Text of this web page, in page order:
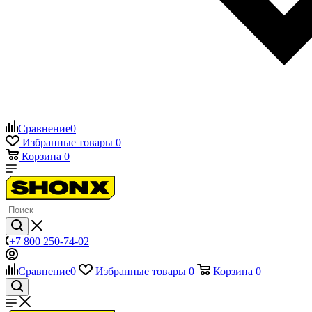
Сравнение0
Избранные товары 0
Корзина 0
+7 800 250-74-02
Сравнение0 Избранные товары 0 Корзина 0